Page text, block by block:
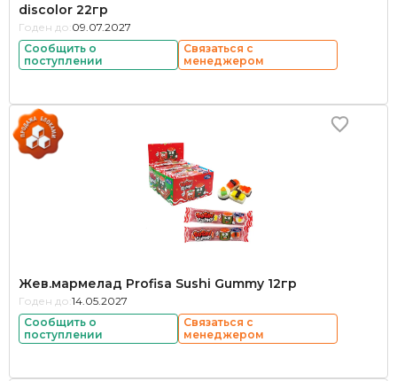
discolor 22гр
Годен до: 09.07.2027
Сообщить о
поступлении
Связаться с
менеджером
Жев.мармелад Profisa Sushi Gummy 12гр
Годен до: 14.05.2027
Сообщить о
поступлении
Связаться с
менеджером